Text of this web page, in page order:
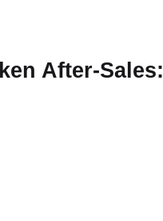
After-Sales: